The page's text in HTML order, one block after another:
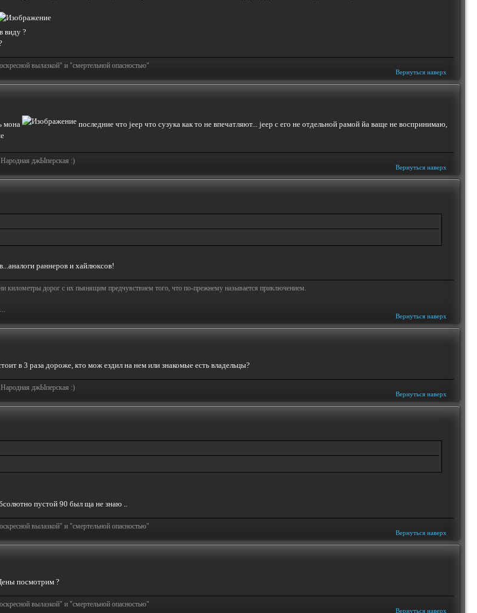
виду ?
вылазкой" и "смертельной опасностью"
Вернуться наверх
мона
последние что jeep что сузука как то не впечатляют... jeep с его не отдельной рамой йа ваще не воспринимаю,
Народная джЫперская :)
Вернуться наверх
раннеров и хайлюксов!
километры дорог с их пьянящим предчувствием того, что по-прежнему называется приключением.
Вернуться наверх
в 3 раза дороже, кто мож ездил на нем или знакомые есть владельцы?
Народная джЫперская :)
Вернуться наверх
пустой 90 был ща не знаю ..
вылазкой" и "смертельной опасностью"
Вернуться наверх
посмотрим ?
вылазкой" и "смертельной опасностью"
Вернуться наверх